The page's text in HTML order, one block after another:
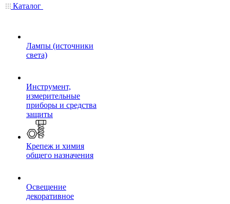
Каталог
Лампы (источники
света)
Инструмент,
измерительные
приборы и средства
защиты
Крепеж и химия
общего назначения
Освещение
декоративное